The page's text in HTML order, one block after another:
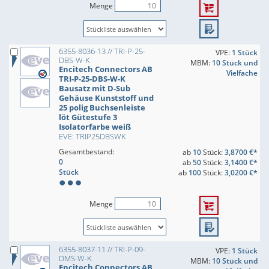
Menge
6355-8036-13 // TRI-P-25-
DBS-W-K
Encitech Connectors AB
TRI-P-25-DBS-W-K
Bausatz mit D-Sub
Gehäuse Kunststoff und
25 polig Buchsenleiste
löt Gütestufe 3
Isolatorfarbe weiß
EVE: TRIP25DBSWK
VPE: 1 Stück
MBM: 10 Stück und
Vielfache
Gesamtbestand:
0
Stück
ab 10Stück:3,8700 €*
ab50Stück:3,1400 €*
ab 100Stück:3,0200 €*
Menge
6355-8037-11 // TRI-P-09-
DMS-W-K
VPE: 1 Stück
MBM: 10 Stück und